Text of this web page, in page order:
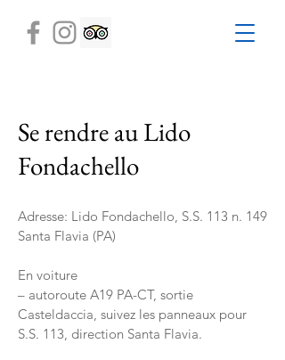
Se rendre au Lido
Fondachello
Adresse: Lido Fondachello, S.S. 113 n. 149
Santa Flavia (PA)
En voiture
– autoroute A19 PA-CT, sortie
Casteldaccia, suivez les panneaux pour
S.S. 113, direction Santa Flavia.